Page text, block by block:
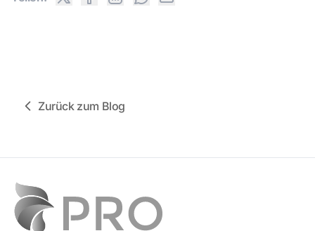
Zurück zum Blog